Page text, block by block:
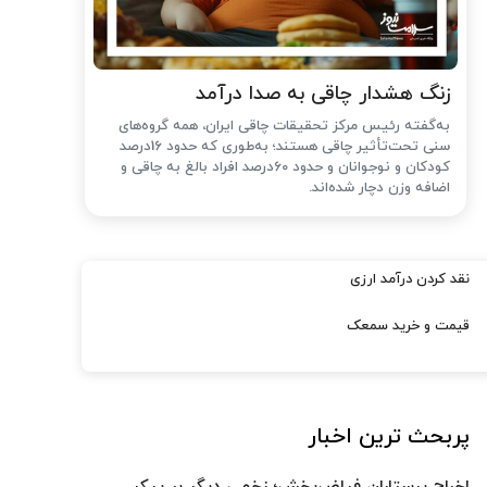
زنگ هشدار چاقی به صدا درآمد
به‌گفته رئیس مرکز تحقیقات چاقی ایران، همه گروه‌های
سنی تحت‌تأثیر چاقی هستند؛ به‌طوری که حدود 16درصد
کودکان و نوجوانان و حدود 60درصد افراد بالغ به چاقی و
اضافه وزن دچار شده‌اند.
نقد کردن درآمد ارزی
قیمت و خرید سمعک
پربحث ترین اخبار